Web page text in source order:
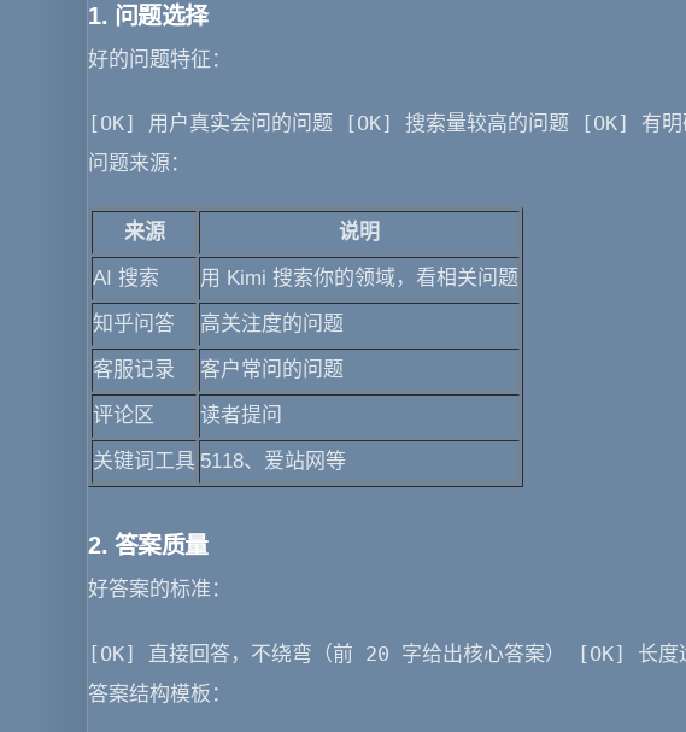
1. 问题选择
好的问题特征 ：
[OK] 用户真实会问的问题 [OK] 搜索量较高的问题 [OK] 有
问题来源 ：
来源
说明
AI 搜索
用 Kimi 搜索你的领域，看相关问题
知乎问答
高关注度的问题
客服记录
客户常问的问题
评论区
读者提问
关键词工具 5118、爱站网等
2. 答案质量
好答案的标准 ：
[OK] 直接回答，不绕弯（前 20 字给出核心答案） [OK] 长
答案结构模板 ：